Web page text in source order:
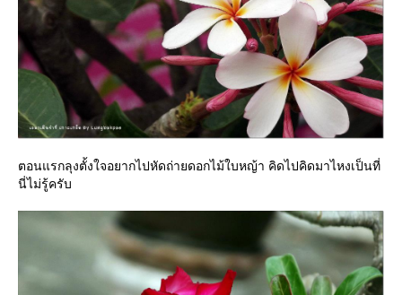
ตอนแรกลุงตั้งใจอยากไปหัดถ่ายดอกไม้ใบหญ้า คิดไปคิดมาไหงเป็นที่
นี่ไม่รู้ครับ